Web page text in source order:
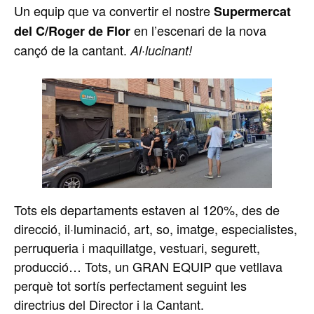
Un equip que va convertir el nostreSupermercat
del C/Roger de Floren l’escenari de la nova
cançó de la cantant. Al·lucinant!
Tots els departaments estaven al 120%, des de
direcció, il·luminació, art, so, imatge, especialistes,
perruqueria i maquillatge, vestuari, segurett,
producció… Tots, un GRAN EQUIP que vetllava
perquè tot sortís perfectament seguint les
directrius del Director i la Cantant.